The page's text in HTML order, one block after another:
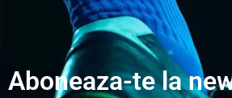
Aboneaza-te la